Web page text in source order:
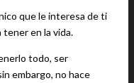
que le interesa de ti
tener en la vida.
todo, ser
embargo, no hace